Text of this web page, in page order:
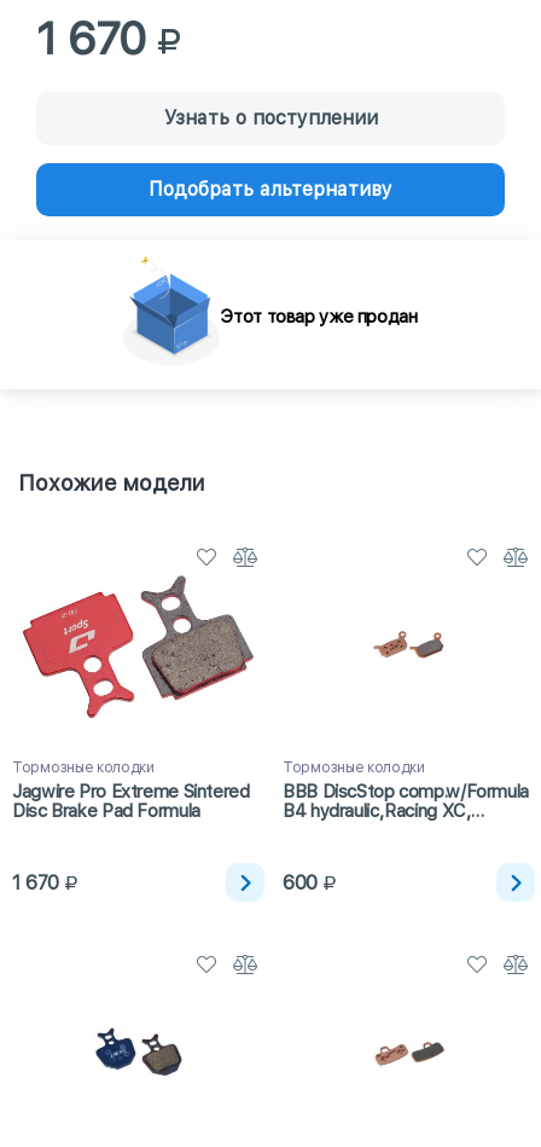
1 670
Узнать о поступлении
Подобрать альтернативу
Этот товар уже продан
Похожие модели
Тормозные колодки
Jagwire Pro Extreme Sintered
Disc Brake Pad Formula
1 670
Тормозные колодки
BBB DiscStop comp.w/Formula
B4 hydraulic,Racing XC,
hydraulic sintered (BBS-65S)
600